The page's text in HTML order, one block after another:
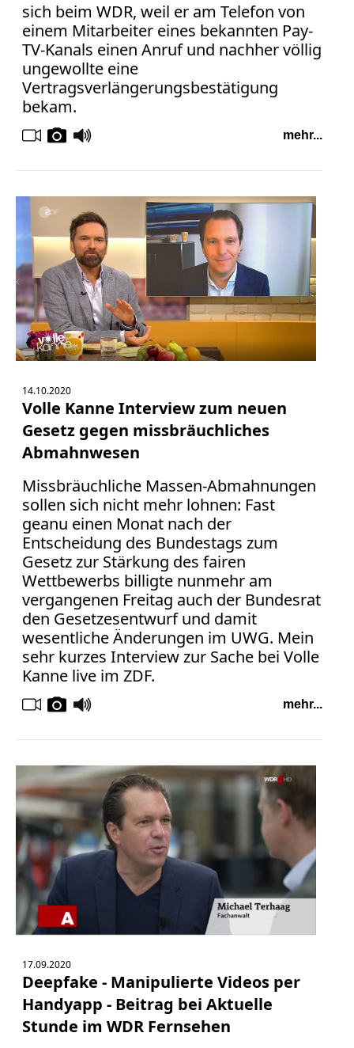
sich beim WDR, weil er am Telefon von
einem Mitarbeiter eines bekannten Pay-
TV-Kanals einen Anruf und nachher völlig
ungewollte eine
Vertragsverlängerungsbestätigung
bekam.
mehr...
14.10.2020
Volle Kanne Interview zum neuen
Gesetz gegen missbräuchliches
Abmahnwesen
Missbräuchliche Massen-Abmahnungen
sollen sich nicht mehr lohnen: Fast
geanu einen Monat nach der
Entscheidung des Bundestags zum
Gesetz zur Stärkung des fairen
Wettbewerbs billigte nunmehr am
vergangenen Freitag auch der Bundesrat
den Gesetzesentwurf und damit
wesentliche Änderungen im UWG. Mein
sehr kurzes Interview zur Sache bei Volle
Kanne live im ZDF.
mehr...
17.09.2020
Deepfake - Manipulierte Videos per
Handyapp - Beitrag bei Aktuelle
Stunde im WDR Fernsehen